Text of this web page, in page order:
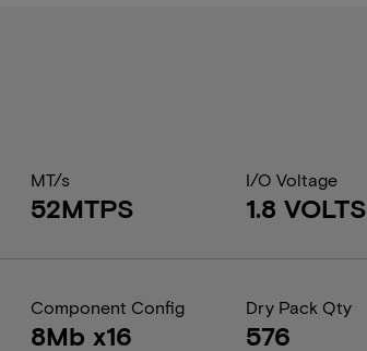
MT/s
52MTPS
I/O Voltage
1.8 VOLTS
Component Config
8Mb x16
Dry Pack Qty
576